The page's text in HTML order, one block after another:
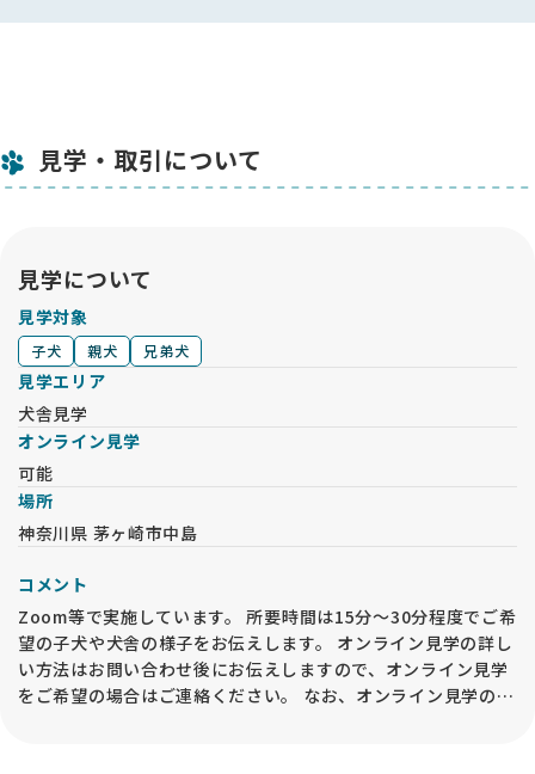
見学・取引について
見学について
見学対象
子犬 親犬 兄弟犬
見学エリア
犬舎見学
オンライン見学
可能
場所
神奈川県 茅ヶ崎市中島
コメント
Zoom等で実施しています。 所要時間は15分～30分程度でご希
望の子犬や犬舎の様子をお伝えします。 オンライン見学の詳し
い方法はお問い合わせ後にお伝えしますので、オンライン見学
をご希望の場合はご連絡ください。 なお、オンライン見学の実